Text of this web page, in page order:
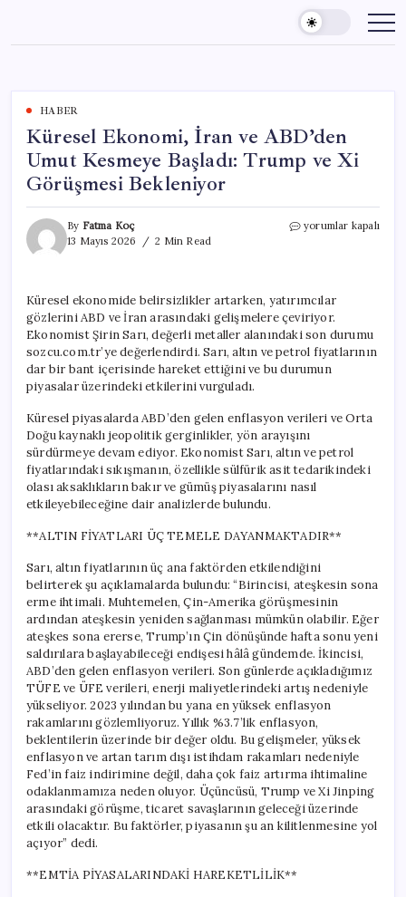
content
HABER
Küresel Ekonomi, İran ve ABD’den
Umut Kesmeye Başladı: Trump ve Xi
Görüşmesi Bekleniyor
By Fatma Koç
13 Mayıs 2026
2 Min Read
Küresel
Umut
Kesmeye
Başladı:
Trump
için
yorumlar kapalı
Küresel ekonomide belirsizlikler artarken, yatırımcılar
gözlerini ABD ve İran arasındaki gelişmelere çeviriyor.
Ekonomist Şirin Sarı, değerli metaller alanındaki son durumu
sozcu.com.tr’ye değerlendirdi. Sarı, altın ve petrol fiyatlarının
dar bir bant içerisinde hareket ettiğini ve bu durumun
piyasalar üzerindeki etkilerini vurguladı.
Küresel piyasalarda ABD’den gelen enflasyon verileri ve Orta
Doğu kaynaklı jeopolitik gerginlikler, yön arayışını
sürdürmeye devam ediyor. Ekonomist Sarı, altın ve petrol
fiyatlarındaki sıkışmanın, özellikle sülfürik asit tedarikindeki
olası aksaklıkların bakır ve gümüş piyasalarını nasıl
etkileyebileceğine dair analizlerde bulundu.
**ALTIN FİYATLARI ÜÇ TEMELE DAYANMAKTADIR**
Sarı, altın fiyatlarının üç ana faktörden etkilendiğini
belirterek şu açıklamalarda bulundu: “Birincisi, ateşkesin sona
erme ihtimali. Muhtemelen, Çin-Amerika görüşmesinin
ardından ateşkesin yeniden sağlanması mümkün olabilir. Eğer
ateşkes sona ererse, Trump’ın Çin dönüşünde hafta sonu yeni
saldırılara başlayabileceği endişesi hâlâ gündemde. İkincisi,
ABD’den gelen enflasyon verileri. Son günlerde açıkladığımız
TÜFE ve ÜFE verileri, enerji maliyetlerindeki artış nedeniyle
yükseliyor. 2023 yılından bu yana en yüksek enflasyon
rakamlarını gözlemliyoruz. Yıllık %3.7’lik enflasyon,
beklentilerin üzerinde bir değer oldu. Bu gelişmeler, yüksek
enflasyon ve artan tarım dışı istihdam rakamları nedeniyle
Fed’in faiz indirimine değil, daha çok faiz artırma ihtimaline
odaklanmamıza neden oluyor. Üçüncüsü, Trump ve Xi Jinping
arasındaki görüşme, ticaret savaşlarının geleceği üzerinde
etkili olacaktır. Bu faktörler, piyasanın şu an kilitlenmesine yol
açıyor” dedi.
**EMTİA PİYASALARINDAKİ HAREKETLİLİK**